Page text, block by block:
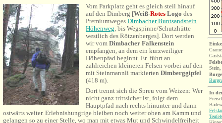
Vom Parkplatz geht es gleich steil hinauf
auf den Dimberg [Weiß-Rotes Logo des
Premiumweges Dimbacher Buntsandstein
Höhenweg, bis Wegspinne/Schutzhütte
westlich des Rötzenberges]. Dort werden
wir vom Dimbacher Falkenstein
empfangen, an dem ein kurzweiliger
Höhenpfad beginnt. Er führt an
zahlreichen kleineren Felsen vorbei auf den
mit Steinmannli markierten Dimberggipfel
(418 m).
Dort trennt sich die Spreu vom Weizen: Wer
nicht ganz trittsicher ist, folgt dem
Hauptpfad nach rechts hinunter und dann
ostwärts weiter. Erlebnishungrige bleiben noch weiter oben am Kamm und
gelangen so zu einer Stelle, wo man mit etwas Mut und Schwindelfreiheit
Ga
In